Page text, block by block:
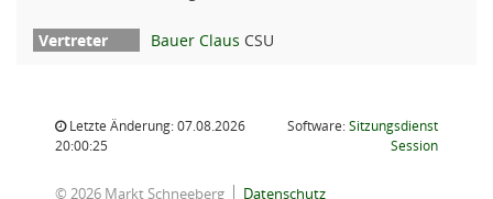
Bauer Claus CSU
Letzte Änderung: 07.08.2026
20:00:25
Software:Sitzungsdienst
Session(Wird in
© 2026 Markt Schneeberg Datenschutz